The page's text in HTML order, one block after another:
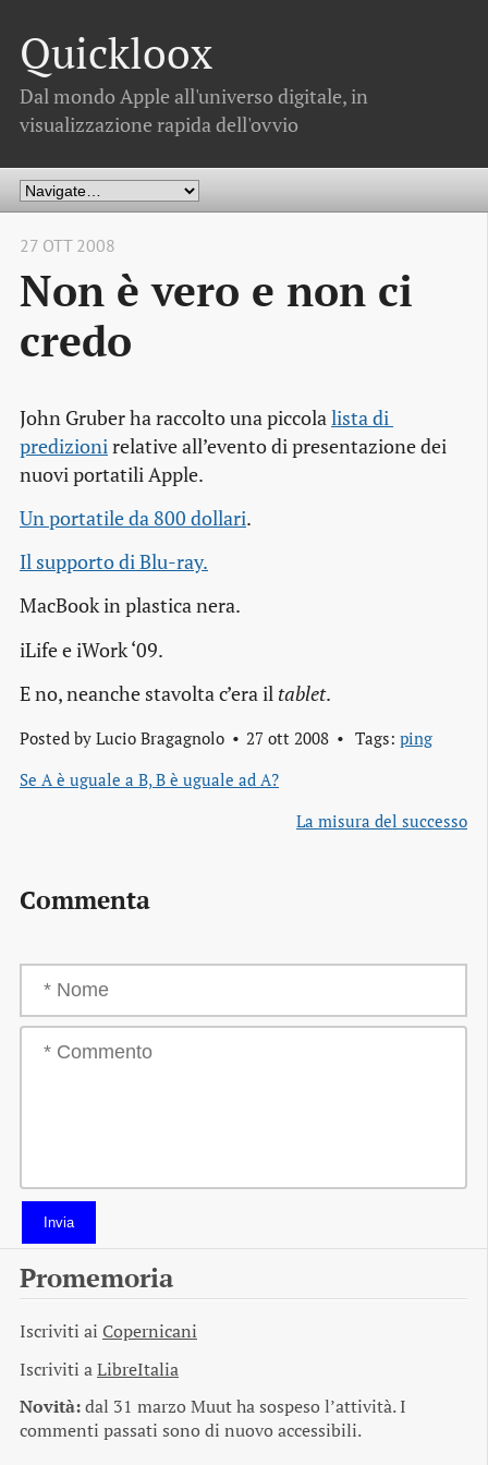
Quickloox
Dal mondo Apple all'universo digitale, in
visualizzazione rapida dell'ovvio
27 OTT 2008
Non è vero e non ci
credo
John Gruber ha raccolto una piccolalista di
predizionirelative all’evento di presentazione dei
nuovi portatili Apple.
Un portatile da 800 dollari.
Il supporto di Blu-ray.
MacBook in plastica nera.
iLife e iWork ‘09.
E no, neanche stavolta c’era il tablet.
Posted by Lucio Bragagnolo 27 ott 2008 Tags: ping
Se A è uguale a B, B è uguale ad A?
La misura del successo
Commenta
Invia
Promemoria
Iscriviti ai Copernicani
Iscriviti aLibreItalia
Novità:dal 31 marzo Muut ha sospeso l’attività. I
commenti passati sono di nuovo accessibili.